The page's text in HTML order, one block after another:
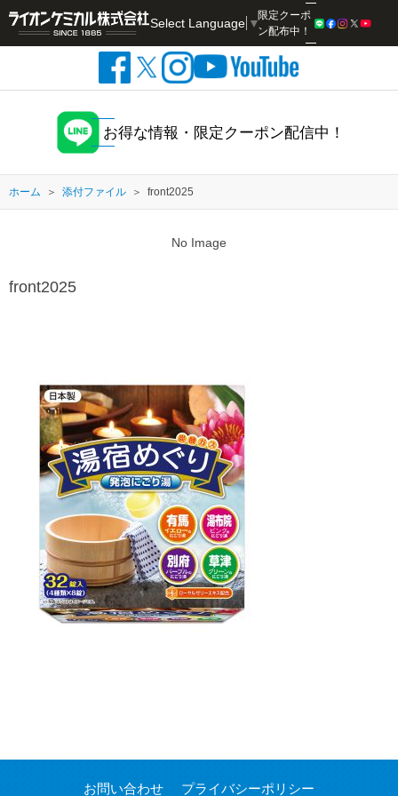
Select Language ▼
限定クーポ
ン配布中！
お得な情報・限定クーポン配信中！
ホーム 添付ファイル front2025
No Image
front2025
お問い合わせ プライバシーポリシー
検索